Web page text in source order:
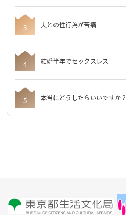
夫との性行為が苦痛
結婚半年でセックスレス
本当にどうしたらいいですか？